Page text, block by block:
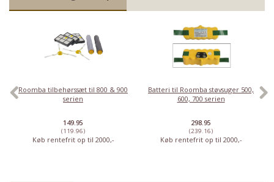
Roomba tilbehørssæt til 800 & 900
serien
149.95
(119.96)
Køb rentefrit op til 2000,-
Batteri til Roomba støvsuger 500,
600, 700 serien
298.95
(239.16)
Køb rentefrit op til 2000,-